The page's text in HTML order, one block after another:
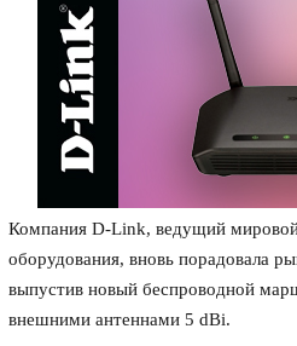
Компания D-Link, ведущий мировой
оборудования, вновь порадовала
выпустив новый беспроводной
внешними антеннами 5 dBi.